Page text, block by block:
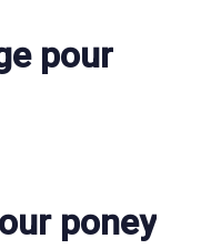
pour
pour
poney
poney